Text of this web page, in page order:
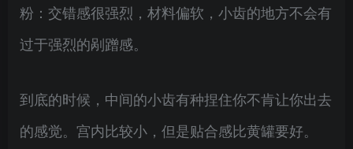
粉：交错感很强烈，材料偏软，小齿的地方不会有
过于强烈的剐蹭感。
到底的时候，中间的小齿有种捏住你不肯让你出去
的感觉。宫内比较小，但是贴合感比黄罐要好。